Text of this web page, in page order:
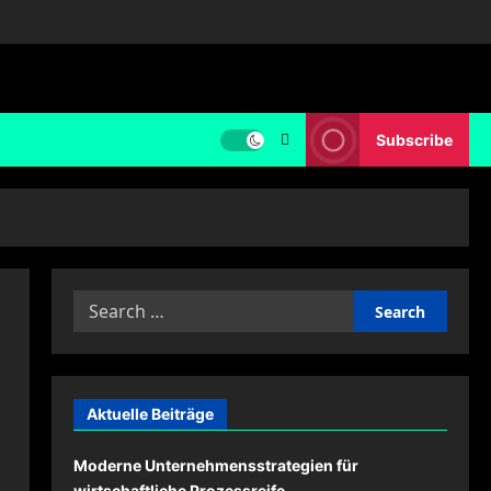
Subscribe
Search
Aktuelle Beiträge
Moderne Unternehmensstrategien für